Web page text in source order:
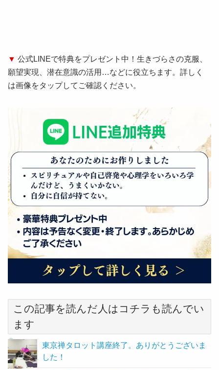
▼ 公式LINEで特典をプレゼント中！生きづらさの克服、
願望実現、潜在意識の活用…などに役立ちます。詳しく
は画像をタップしてご確認ください。
この記事を読んだ人はコチラも読んでい
ます
東京禅タロット講座終了。ありがとうございま
した！